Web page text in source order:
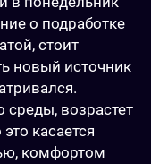
о подработке
стоит
новый источник
возрастет
касается
комфортом